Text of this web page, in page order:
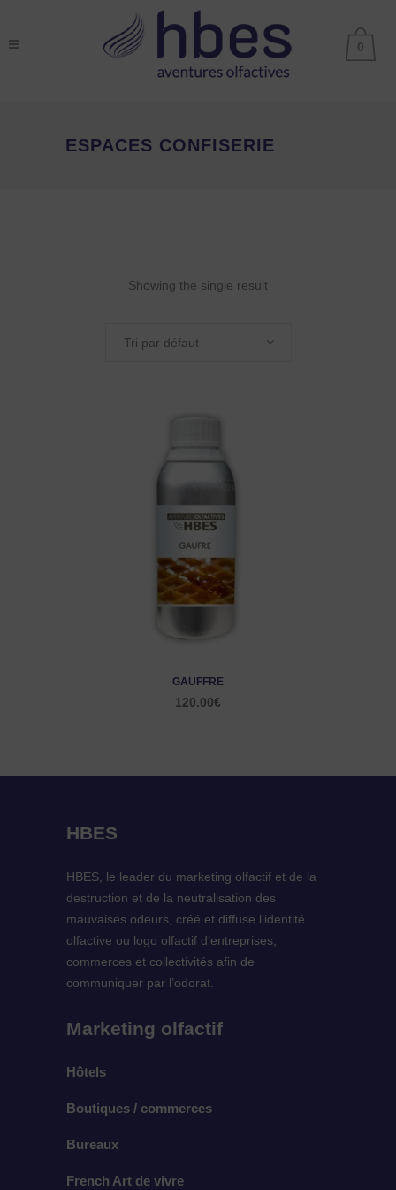
0
ESPACES CONFISERIE
Showing the single result
Tri par défaut
GAUFFRE
120.00€
HBES
HBES, le leader du marketing olfactif et de la
destruction et de la neutralisation des
mauvaises odeurs, créé et diffuse l’identité
olfactive ou logo olfactif d’entreprises,
commerces et collectivités afin de
communiquer par l’odorat.
Marketing olfactif
Hôtels
Boutiques / commerces
Bureaux
French Art de vivre